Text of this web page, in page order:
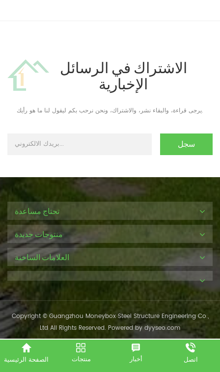
الاشتراك في الرسائل
الإخبارية
يرجى قراءة، والبقاء نشر، والاشتراك، ونحن نرحب بكم ليقول لنا ما هو رأيك.
تحتاج مساعدة
منتوجات جديدة
العلامات الساخنة
Copyright © Guangzhou Moneybox Steel Structure Engineering Co.,
Ltd All Rights Reserved. Powered bydyyseo.com
الصفحة الرئيسية منتجات أخبار اتصل